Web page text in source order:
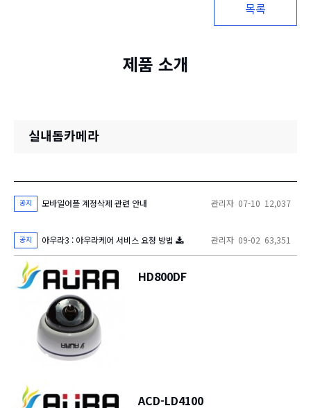
목록
제품 소개
실내돔카메라
공지 모바일어플 계정삭제 관련 안내 관리자 07-10 12,037
공지 아우라3 : 아우라케어 서비스 요청 방법 관리자 09-02 63,351
HD800DF
ACD-LD4100